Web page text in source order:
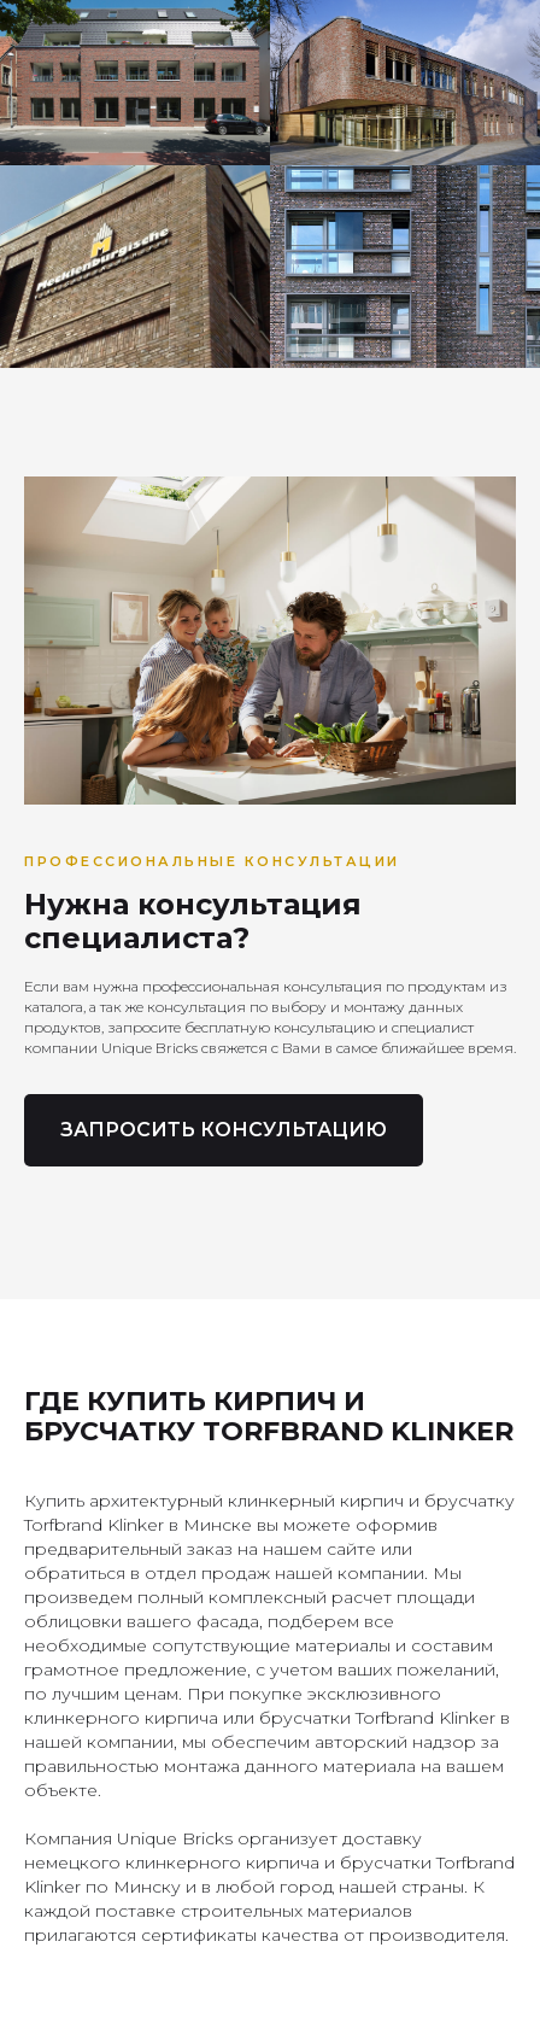
ПРОФЕССИОНАЛЬНЫЕ КОНСУЛЬТАЦИИ
Нужна консультация
специалиста?
Если вам нужна профессиональная консультация по продуктам из
каталога, а так же консультация по выбору и монтажу данных
продуктов, запросите бесплатную консультацию и специалист
компании Unique Bricks свяжется с Вами в самое ближайшее время.
ЗАПРОСИТЬ КОНСУЛЬТАЦИЮ
ГДЕ КУПИТЬ КИРПИЧ И
БРУСЧАТКУ TORFBRAND KLINKER
Купить архитектурный клинкерный кирпич и брусчатку
Torfbrand Klinker в Минске вы можете оформив
предварительный заказ на нашем сайте или
обратиться в отдел продаж нашей компании. Мы
произведем полный комплексный расчет площади
облицовки вашего фасада, подберем все
необходимые сопутствующие материалы и составим
грамотное предложение, с учетом ваших пожеланий,
по лучшим ценам. При покупке эксклюзивного
клинкерного кирпича или брусчатки Torfbrand Klinker в
нашей компании, мы обеспечим авторский надзор за
правильностью монтажа данного материала на вашем
объекте.
Компания Unique Bricks организует доставку
немецкого клинкерного кирпича и брусчатки Torfbrand
Klinker по Минску и в любой город нашей страны. К
каждой поставке строительных материалов
прилагаются сертификаты качества от производителя.